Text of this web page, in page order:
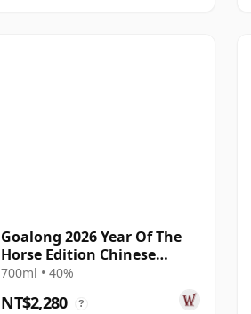
Goalong 2026 Year Of The
Horse Edition Chinese
Single Malt
700ml • 40%
NT$2,280 ?